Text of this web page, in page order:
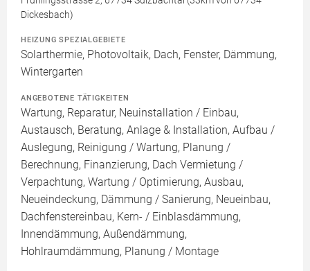
Dickesbach)
HEIZUNG SPEZIALGEBIETE
Solarthermie, Photovoltaik, Dach, Fenster, Dämmung,
Wintergarten
ANGEBOTENE TÄTIGKEITEN
Wartung, Reparatur, Neuinstallation / Einbau,
Austausch, Beratung, Anlage & Installation, Aufbau /
Auslegung, Reinigung / Wartung, Planung /
Berechnung, Finanzierung, Dach Vermietung /
Verpachtung, Wartung / Optimierung, Ausbau,
Neueindeckung, Dämmung / Sanierung, Neueinbau,
Dachfenstereinbau, Kern- / Einblasdämmung,
Innendämmung, Außendämmung,
Hohlraumdämmung, Planung / Montage